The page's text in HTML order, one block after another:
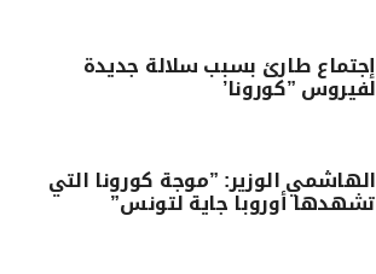
إجتماع طارئ بسبب سلالة جديدة
لفيروس ”كورونا’
الهاشمي الوزير: ”موجة كورونا التي
تشهدها أوروبا جاية لتونس”